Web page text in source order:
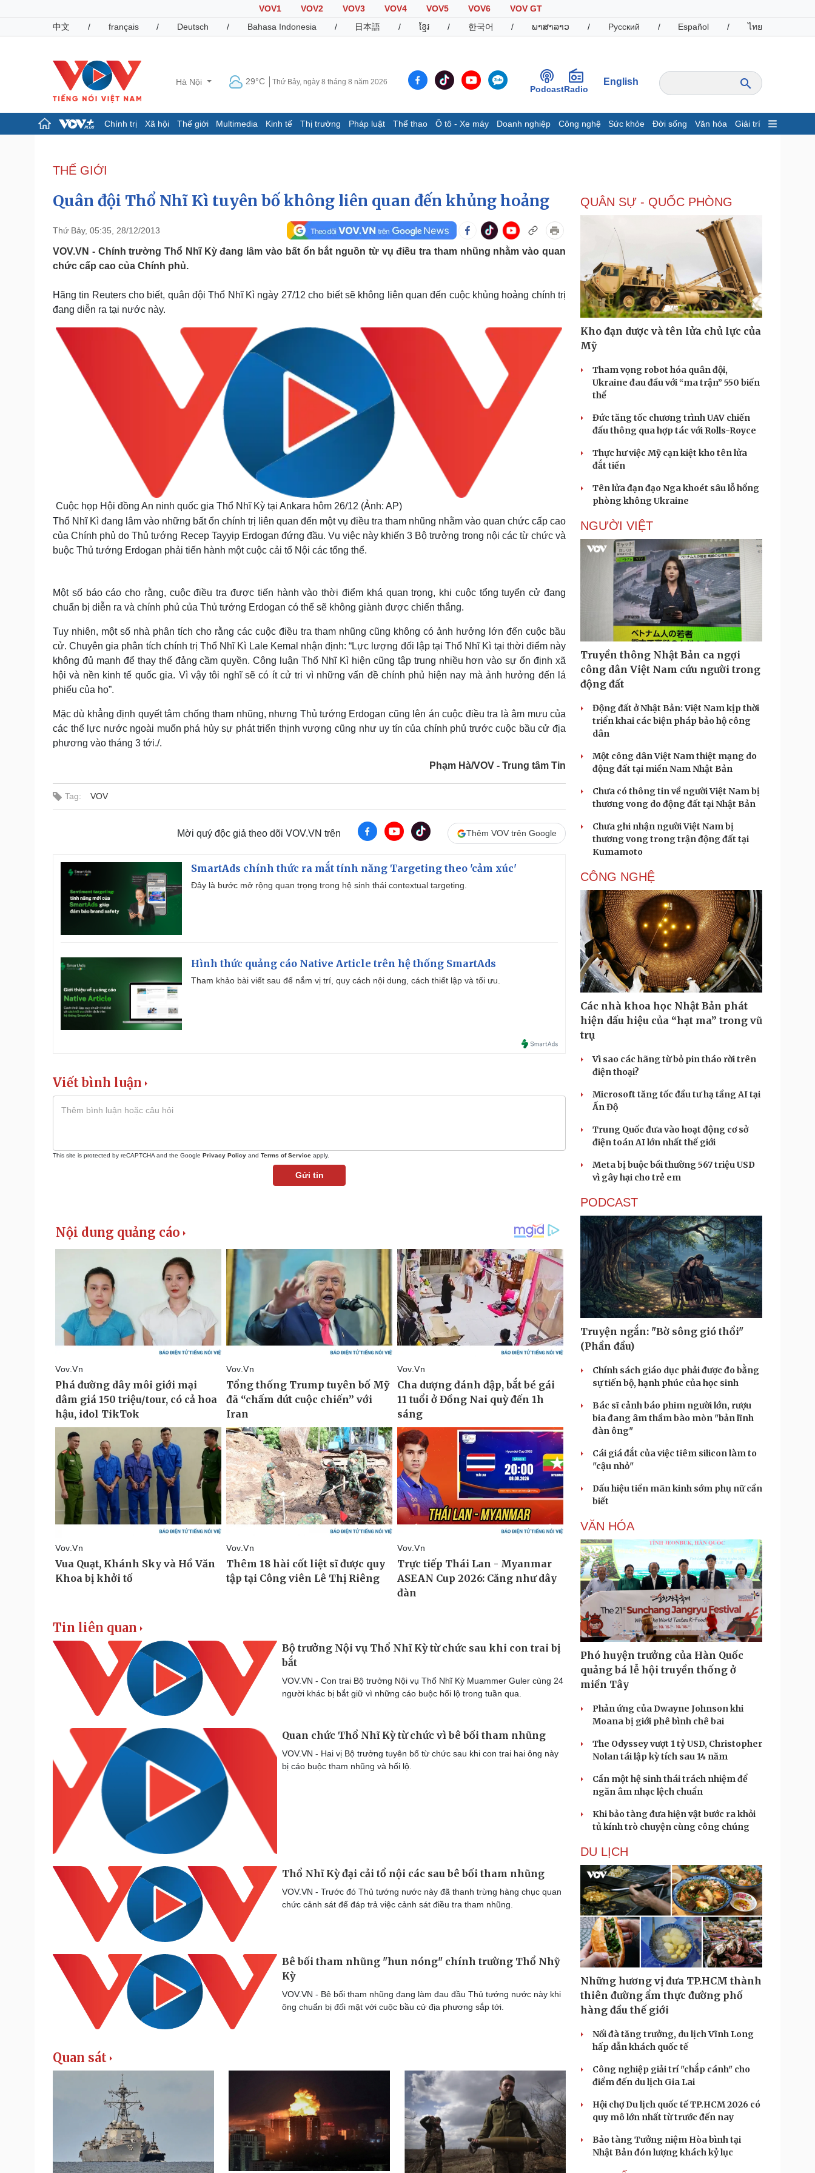
VOV1 VOV2 VOV3 VOV4 VOV5 VOV6
VOV GT
中文
/ français / Deutsch / Bahasa Indonesia / 日本語 / ខ្មែរ / 한국어 / ພາສາລາວ / Русский / Español / ไทย
Hà Nội 29°C Thứ Bảy, ngày 8 tháng 8 năm 2026
PodcastRadio
English
Chính trị Xã hội Thế giới Multimedia Kinh tế Thị trường Pháp luật Thể thao Ô tô - Xe máy Doanh nghiệp Công nghệ Sức khỏe Đời sống Văn hóa Giải trí
Đảng
Tổ chức nhân sự
Nhận diện sự thật
Dấu ấn VOV
E-Magazine
Infographic
Chứng khoán
Pháp luật
Vụ án
Tư vấn luật
Quân sự - Quốc phòng
Vũ khí
Phân tích
Thể thao
Thế giới thể thao
Ô tô - Xe máy
Tư vấn
Doanh nghiệp
Thông tin doanh nghiệp
Doanh nghiệp 24h
Doanh nhân
Vì cộng đồng
Sành điệu
Tin Công nghệ
Trải nghiệm
Chuyển đổi số
Sức khỏe
Dinh dưỡng - món ngon
Cây thuốc
Sản phụ khoa
Nhi khoa
Làm đẹp - giảm cân
Phòng mạch online
Ăn sạch sống khỏe
Đời sống
Nhà đẹp
Tình yêu - Gia đình
Sân khấu - Điện ảnh
Âm nhạc
Di sản
Giải trí
Thời trang
Du lịch
Tư vấn
Săn Tour
Podcast
Đọc truyện đêm khuya
Cửa sổ tình yêu
THẾ GIỚI
Quân đội Thổ Nhĩ Kì tuyên bố không liên quan đến khủng hoảng
Thứ Bảy, 05:35, 28/12/2013
VOV.VN - Chính trường Thổ Nhĩ Kỳ đang lâm vào bất ổn bắt nguồn từ vụ điều tra tham nhũng nhằm vào quan
chức cấp cao của Chính phủ.
Hãng tin Reuters cho biết, quân đội Thổ Nhĩ Kì ngày 27/12 cho biết sẽ không liên quan đến cuộc khủng hoảng chính trị
đang diễn ra tại nước này.
Cuộc họp Hội đồng An ninh quốc gia Thổ Nhĩ Kỳ tại Ankara hôm 26/12 (Ảnh: AP)
Thổ Nhĩ Kì đang lâm vào những bất ổn chính trị liên quan đến một vụ điều tra tham nhũng nhằm vào quan chức cấp cao
của Chính phủ do Thủ tướng Recep Tayyip Erdogan đứng đầu. Vụ việc này khiến 3 Bộ trưởng trong nội các từ chức và
buộc Thủ tướng Erdogan phải tiến hành một cuộc cải tổ Nội các tổng thể.
Một số báo cáo cho rằng, cuộc điều tra được tiến hành vào thời điểm khá quan trọng, khi cuộc tổng tuyển cử đang
chuẩn bị diễn ra và chính phủ của Thủ tướng Erdogan có thể sẽ không giành được chiến thắng.
Tuy nhiên, một số nhà phân tích cho rằng các cuộc điều tra tham nhũng cũng không có ảnh hưởng lớn đến cuộc bầu
cử. Chuyên gia phân tích chính trị Thổ Nhĩ Kì Lale Kemal nhận định: “Lực lượng đối lập tại Thổ Nhĩ Kì tại thời điểm này
không đủ mạnh để thay thế đảng cầm quyền. Công luận Thổ Nhĩ Kì hiện cũng tập trung nhiều hơn vào sự ổn định xã
hội và nền kinh tế quốc gia. Vì vậy tôi nghĩ sẽ có ít cử tri vì những vấn đề chính phủ hiện nay mà ảnh hưởng đến lá
phiếu của họ”.
Mặc dù khẳng định quyết tâm chống tham nhũng, nhưng Thủ tướng Erdogan cũng lên án cuộc điều tra là âm mưu của
các thế lực nước ngoài muốn phá hủy sự phát triển thịnh vượng cũng như uy tín của chính phủ trước cuộc bầu cử địa
phương vào tháng 3 tới./.
Phạm Hà/VOV - Trung tâm Tin
Tag: VOV
Mời quý độc giả theo dõi VOV.VN trên Thêm VOV trên Google
SmartAds chính thức ra mắt tính năng Targeting theo 'cảm xúc'
Đây là bước mở rộng quan trọng trong hệ sinh thái contextual targeting.
Hình thức quảng cáo Native Article trên hệ thống SmartAds
Tham khảo bài viết sau để nắm vị trí, quy cách nội dung, cách thiết lập và tối ưu.
Viết bình luận
This site is protected by reCAPTCHA and the Google Privacy Policy and Terms of Service apply.
Gửi tin
Tin liên quan
Bộ trưởng Nội vụ Thổ Nhĩ Kỳ từ chức sau khi con trai bị
bắt
VOV.VN - Con trai Bộ trưởng Nội vụ Thổ Nhĩ Kỳ Muammer Guler cùng 24
người khác bị bắt giữ vì những cáo buộc hối lộ trong tuần qua.
Quan chức Thổ Nhĩ Kỳ từ chức vì bê bối tham nhũng
VOV.VN - Hai vị Bộ trưởng tuyên bố từ chức sau khi con trai hai ông này
bị cáo buộc tham nhũng và hối lộ.
Thổ Nhĩ Kỳ đại cải tổ nội các sau bê bối tham nhũng
VOV.VN - Trước đó Thủ tướng nước này đã thanh trừng hàng chục quan
chức cảnh sát để đáp trả việc cảnh sát điều tra tham nhũng.
Bê bối tham nhũng "hun nóng" chính trường Thổ Nhỹ
Kỳ
VOV.VN - Bê bối tham nhũng đang làm đau đầu Thủ tướng nước này khi
ông chuẩn bị đối mặt với cuộc bầu cử địa phương sắp tới.
Quan sát
QUÂN SỰ - QUỐC PHÒNG
Kho đạn dược và tên lửa chủ lực của
Mỹ
Tham vọng robot hóa quân đội,
Ukraine đau đầu với “ma trận” 550 biến
thể
Đức tăng tốc chương trình UAV chiến
đấu thông qua hợp tác với Rolls-Royce
Thực hư việc Mỹ cạn kiệt kho tên lửa
đắt tiền
Tên lửa đạn đạo Nga khoét sâu lỗ hổng
phòng không Ukraine
NGƯỜI VIỆT
Truyền thông Nhật Bản ca ngợi
công dân Việt Nam cứu người trong
động đất
Động đất ở Nhật Bản: Việt Nam kịp thời
triển khai các biện pháp bảo hộ công
dân
Một công dân Việt Nam thiệt mạng do
động đất tại miền Nam Nhật Bản
Chưa có thông tin về người Việt Nam bị
thương vong do động đất tại Nhật Bản
Chưa ghi nhận người Việt Nam bị
thương vong trong trận động đất tại
Kumamoto
CÔNG NGHỆ
Các nhà khoa học Nhật Bản phát
hiện dấu hiệu của “hạt ma” trong vũ
trụ
Vì sao các hãng từ bỏ pin tháo rời trên
điện thoại?
Microsoft tăng tốc đầu tư hạ tầng AI tại
Ấn Độ
Trung Quốc đưa vào hoạt động cơ sở
điện toán AI lớn nhất thế giới
Meta bị buộc bồi thường 567 triệu USD
vì gây hại cho trẻ em
PODCAST
Truyện ngắn: "Bờ sông gió thổi"
(Phần đầu)
Chính sách giáo dục phải được đo bằng
sự tiến bộ, hạnh phúc của học sinh
Bác sĩ cảnh báo phim người lớn, rượu
bia đang âm thầm bào mòn "bản lĩnh
đàn ông"
Cái giá đắt của việc tiêm silicon làm to
"cậu nhỏ"
Dấu hiệu tiền mãn kinh sớm phụ nữ cần
biết
VĂN HÓA
Phó huyện trưởng của Hàn Quốc
quảng bá lễ hội truyền thống ở
miền Tây
Phản ứng của Dwayne Johnson khi
Moana bị giới phê bình chê bai
The Odyssey vượt 1 tỷ USD, Christopher
Nolan tái lập kỳ tích sau 14 năm
Cần một hệ sinh thái trách nhiệm để
ngăn âm nhạc lệch chuẩn
Khi bảo tàng đưa hiện vật bước ra khỏi
tủ kính trò chuyện cùng công chúng
DU LỊCH
Những hương vị đưa TP.HCM thành
thiên đường ẩm thực đường phố
hàng đầu thế giới
Nối đà tăng trưởng, du lịch Vĩnh Long
hấp dẫn khách quốc tế
Công nghiệp giải trí "chắp cánh" cho
điểm đến du lịch Gia Lai
Hội chợ Du lịch quốc tế TP.HCM 2026 có
quy mô lớn nhất từ trước đến nay
Bảo tàng Tưởng niệm Hòa bình tại
Nhật Bản đón lượng khách kỷ lục